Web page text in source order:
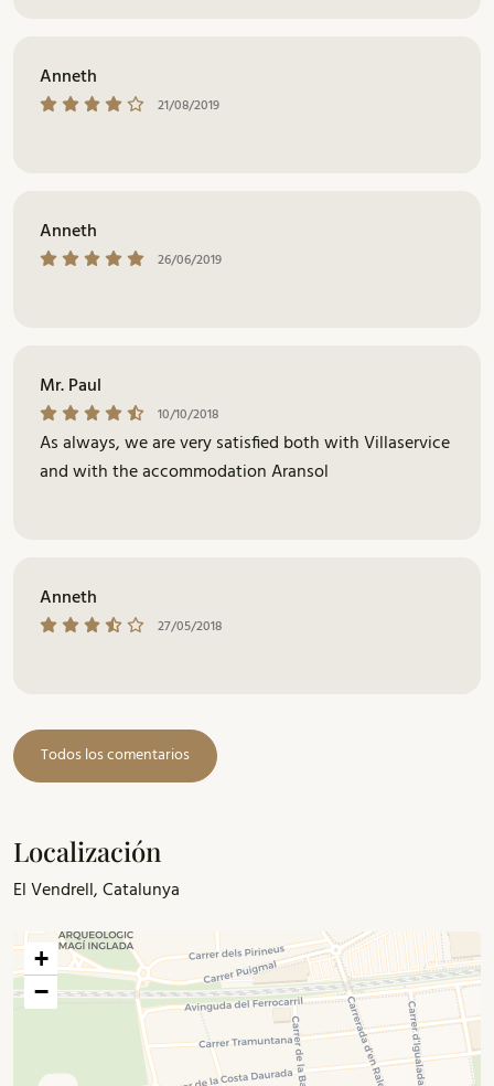
Anneth
21/08/2019
Anneth
26/06/2019
Mr. Paul
10/10/2018
As always, we are very satisfied both with Villaservice
and with the accommodation Aransol
Anneth
27/05/2018
Todos los comentarios
Localización
El Vendrell, Catalunya
+
−